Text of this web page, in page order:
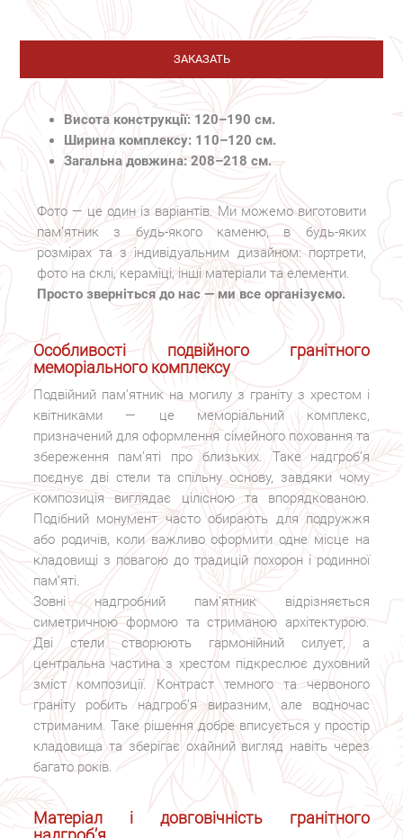
ЗАКАЗАТЬ
Висота конструкції: 120–190 см.
Ширина комплексу: 110–120 см.
Загальна довжина: 208–218 см.
Фото — це один із варіантів. Ми можемо виготовити
пам’ятник з будь-якого каменю, в будь-яких
розмірах та з індивідуальним дизайном: портрети,
фото на склі, кераміці, інші матеріали та елементи.
Просто зверніться до нас — ми все організуємо.
Особливості подвійного гранітного
меморіального комплексу
Подвійний пам’ятник на могилу з граніту з хрестом і
квітниками — це меморіальний комплекс,
призначений для оформлення сімейного поховання та
збереження пам’яті про близьких. Таке надгроб’я
поєднує дві стели та спільну основу, завдяки чому
композиція виглядає цілісною та впорядкованою.
Подібний монумент часто обирають для подружжя
або родичів, коли важливо оформити одне місце на
кладовищі з повагою до традицій похорон і родинної
пам’яті.
Зовні надгробний пам’ятник відрізняється
симетричною формою та стриманою архітектурою.
Дві стели створюють гармонійний силует, а
центральна частина з хрестом підкреслює духовний
зміст композиції. Контраст темного та червоного
граніту робить надгроб’я виразним, але водночас
стриманим. Таке рішення добре вписується у простір
кладовища та зберігає охайний вигляд навіть через
багато років.
Матеріал і довговічність гранітного